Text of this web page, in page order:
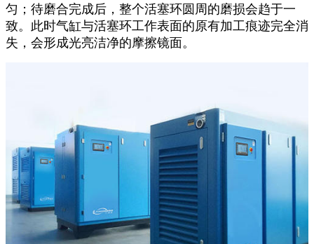
匀；待磨合完成后，整个活塞环圆周的磨损会趋于一
致。此时气缸与活塞环工作表面的原有加工痕迹完全消
失，会形成光亮洁净的摩擦镜面。